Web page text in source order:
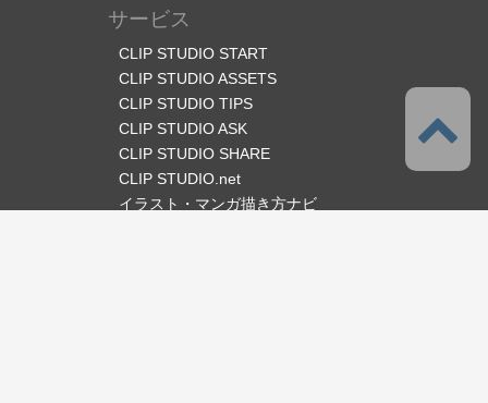
サービス
CLIP STUDIO START
CLIP STUDIO ASSETS
CLIP STUDIO TIPS
CLIP STUDIO ASK
CLIP STUDIO SHARE
CLIP STUDIO.net
イラスト・マンガ描き方ナビ